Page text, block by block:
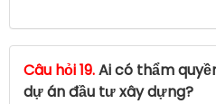
Câu hỏi 19.Ai có thẩm
dự án đầu tư xây dựng?